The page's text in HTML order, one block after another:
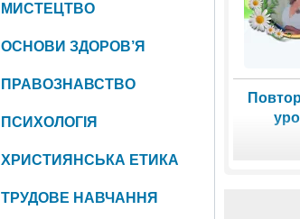
МИСТЕЦТВО
ОСНОВИ ЗДОРОВ’Я
ПРАВОЗНАВСТВО
ПСИХОЛОГІЯ
ХРИСТИЯНСЬКА ЕТИКА
ТРУДОВЕ НАВЧАННЯ